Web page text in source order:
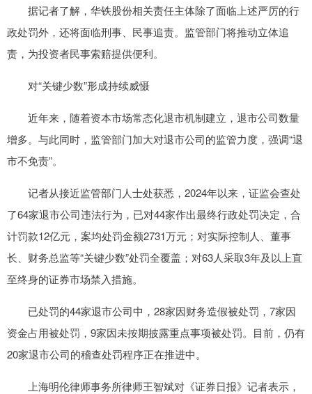
据记者了解，华铁股份相关责任主体除了面临上述严厉的行
政处罚外，还将面临刑事、民事追责。监管部门将推动立体追
责，为投资者民事索赔提供便利。
对“关键少数”形成持续威慑
近年来，随着资本市场常态化退市机制建立，退市公司数量
增多。与此同时，监管部门加大对退市公司的监管力度，强调“退
市不免责”。
记者从接近监管部门人士处获悉，2024年以来，证监会查处
了64家退市公司违法行为，已对44家作出最终行政处罚决定，合
计罚款12亿元，案均处罚金额2731万元；对实际控制人、董事
长、财务总监等“关键少数”处罚全覆盖；对63人采取3年及以上直
至终身的证券市场禁入措施。
已处罚的44家退市公司中，28家因财务造假被处罚，7家因
资金占用被处罚，9家因未按期披露重点事项被处罚。目前，仍有
20家退市公司的稽查处罚程序正在推进中。
上海明伦律师事务所律师王智斌对《证券日报》记者表示，